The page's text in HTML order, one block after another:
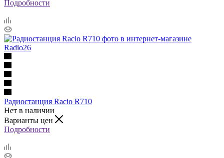
Подробности
Радиостанция Racio R710
Нет в наличии
Варианты цен
Подробности